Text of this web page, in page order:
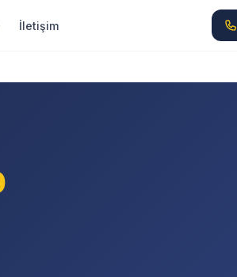
İletişim